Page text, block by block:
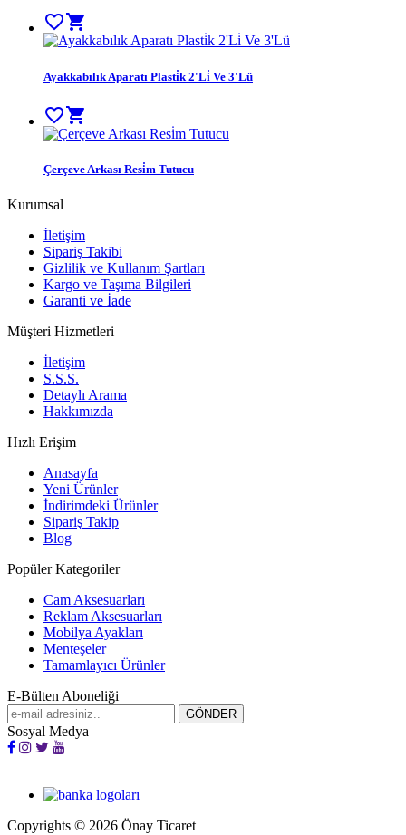
favorite_border shopping_cart
Ayakkabılık Aparatı Plasti̇k 2'Li̇ Ve 3'Lü
favorite_bordershopping_cart
Çerçeve Arkası Resi̇m Tutucu
Kurumsal
İletişim
Sipariş Takibi
Gizlilik ve Kullanım Şartları
Kargo ve Taşıma Bilgileri
Garanti ve İade
Müşteri Hizmetleri
İletişim
S.S.S.
Detaylı Arama
Hakkımızda
Hızlı Erişim
Anasayfa
Yeni Ürünler
İndirimdeki Ürünler
Sipariş Takip
Blog
Popüler Kategoriler
Cam Aksesuarları
Reklam Aksesuarları
Mobilya Ayakları
Menteşeler
Tamamlayıcı Ürünler
E-Bülten Aboneliği
Sosyal Medya
Copyrights © 2026 Önay Ticaret